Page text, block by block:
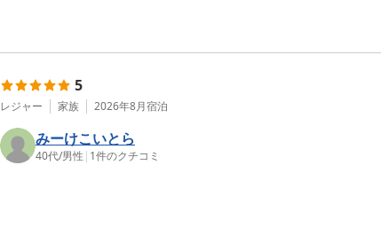
5
レジャー 家族 2026年8月宿泊
みーけこいとら
40代/男性 | 1件のクチコミ